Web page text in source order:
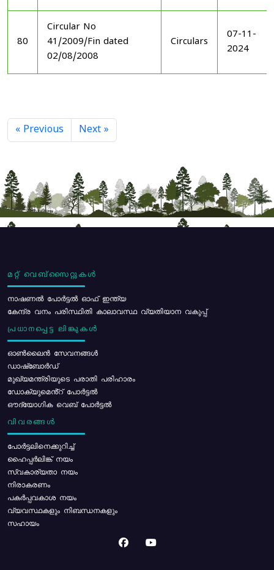
80
Circular No
41/2009/Fin dated
02/08/2008
Circulars
07-11-
2024
« Previous Next »
മറ്റ് വെബ്സൈറ്റുകൾ
നാഷണൽ പോർട്ടൽ ഓഫ് ഇന്ത്യ
കേന്ദ്ര വനം പരിസ്ഥിതി കാലാവസ്ഥ വ്യതിയാന വകുപ്പ്
പ്രധാനപ്പെട്ട ലിങ്കുകൾ
ഓൺലൈൻ സേവനങ്ങൾ
ഡാഷ്ബോർഡ്
മുഖ്യമന്ത്രിയുടെ പരാതി പരിഹാരം
ഡോക്യുമെൻ്റ് പോർട്ടൽ
ഔദ്യോഗിക വെബ് പോർട്ടൽ
വിവരങ്ങൾ
പോര്‍ട്ടലിനെക്കുറിച്ച്
ഹൈപ്പർലിങ്ക് നയം
സ്വകാര്യതാ നയം
നിരാകരണം
പകർപ്പവകാശ നയം
വ്യവസ്ഥകളും നിബന്ധനകളും
സഹായം